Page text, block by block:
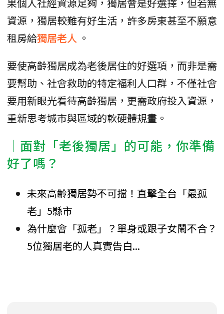
資源，獨居較難有好生活，許多房東甚至不願意
租房給獨居老人 。
要使高齡獨居成為老後居住的好選項，而非是需
要幫助、社會救助的特定福利人口群，不僅社會
要用新眼光看待高齡獨居，更需政府投入資源，
重新思考城市與區域的軟硬體規畫。
│面對「老後獨居」的可能，你準備
好了嗎？
未來高齡獨居勢不可擋！直擊全台「最孤
老」5縣市
為什麼會「孤老」？單身或跟子女鬧不合？
5位獨居老的人真實告白...